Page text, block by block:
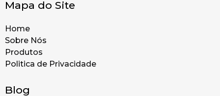
Mapa do Site
Home
Sobre Nós
Produtos
Politica de Privacidade
Blog